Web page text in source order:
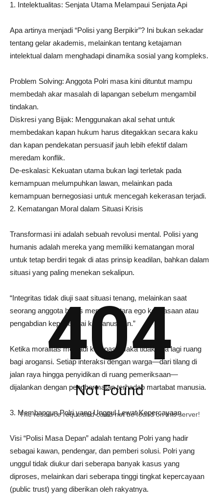
1. Intelektualitas: Senjata Utama Melampaui Senjata Api
Apa artinya menjadi “Polisi yang Berpikir”? Ini bukan sekadar
tentang gelar akademis, melainkan tentang ketajaman
intelektual dalam menghadapi dinamika sosial yang kompleks.
Problem Solving: Anggota Polri masa kini dituntut mampu
membedah akar masalah di lapangan sebelum mengambil
tindakan.
Diskresi yang Bijak: Menggunakan akal sehat untuk
membedakan kapan hukum harus ditegakkan secara kaku
dan kapan pendekatan persuasif jauh lebih efektif dalam
meredam konflik.
De-eskalasi: Kekuatan utama bukan lagi terletak pada
kemampuan melumpuhkan lawan, melainkan pada
kemampuan bernegosiasi untuk mencegah kekerasan terjadi.
2. Kematangan Moral dalam Situasi Krisis
Transformasi ini adalah sebuah revolusi mental. Polisi yang
humanis adalah mereka yang memiliki kematangan moral
untuk tetap berdiri tegak di atas prinsip keadilan, bahkan dalam
situasi yang paling menekan sekalipun.
“Integritas tidak diuji saat situasi tenang, melainkan saat
seorang anggota harus memilih antara ego kekuasaan atau
pengabdian kepada nilai kemanusiaan.”
Ketika moralitas menjadi kompas, maka tidak ada lagi ruang
bagi arogansi. Setiap interaksi dengan warga—dari tilang di
jalan raya hingga penyidikan di ruang pemeriksaan—
dijalankan dengan penghormatan terhadap martabat manusia.
3. Membangun Polri yang Unggul Lewat Kepercayaan
Visi “Polisi Masa Depan” adalah tentang Polri yang hadir
sebagai kawan, pendengar, dan pemberi solusi. Polri yang
unggul tidak diukur dari seberapa banyak kasus yang
diproses, melainkan dari seberapa tinggi tingkat kepercayaan
(public trust) yang diberikan oleh rakyatnya.
404
Not Found
The resource requested could not be found on this server!